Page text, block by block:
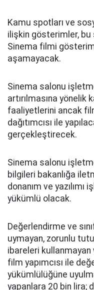
Kamu spotları ve
ilişkin gösterimler,
Sinema filmi gösterim
aşamayacak.
Sinema salonu
artırılmasına yönelik
faaliyetlerini ancak
dağıtımcısı ile
gerçekleştirecek.
Sinema salonu
bilgileri bakanlığa
donanım ve
yükümlü olacak.
Değerlendirme ve
uymayan, zorunlu
ibareleri kullanmayan
film yapımcısı ile
yükümlülüğüne
yapanlara 20 bin lira;